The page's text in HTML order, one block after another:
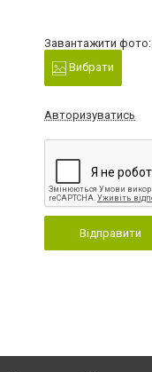
Завантажити фото:
Вибрати
Авторизуватись
Відправити